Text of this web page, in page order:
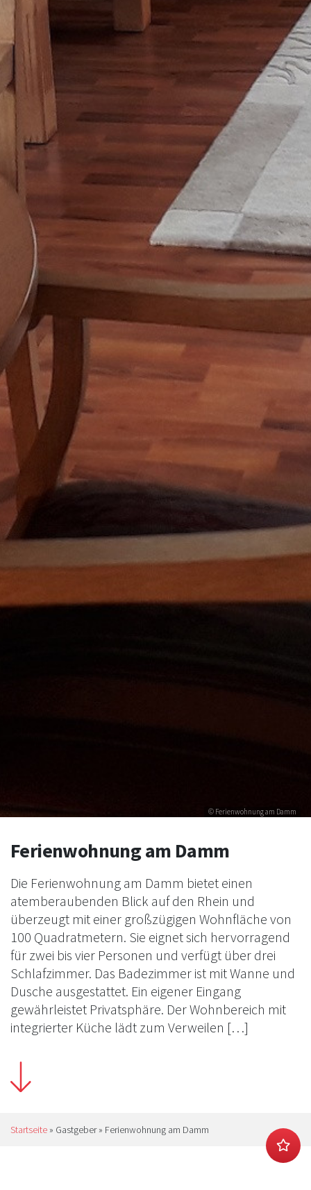
© Ferienwohnung am Damm
Ferienwohnung am Damm
Die Ferienwohnung am Damm bietet einen
atemberaubenden Blick auf den Rhein und
überzeugt mit einer großzügigen Wohnfläche von
100 Quadratmetern. Sie eignet sich hervorragend
für zwei bis vier Personen und verfügt über drei
Schlafzimmer. Das Badezimmer ist mit Wanne und
Dusche ausgestattet. Ein eigener Eingang
gewährleistet Privatsphäre. Der Wohnbereich mit
integrierter Küche lädt zum Verweilen […]
Startseite » Gastgeber» Ferienwohnung am Damm